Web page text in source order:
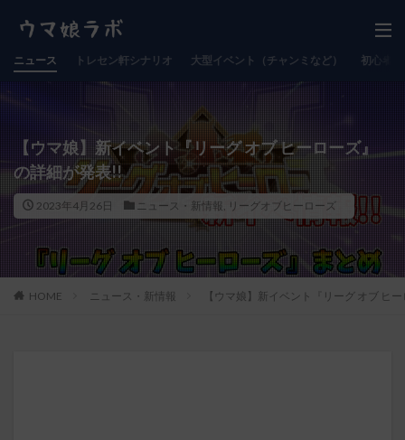
ニュース トレセン軒シナリオ 大型イベント（チャンミなど） 初心者
【ウマ娘】新イベント『リーグ オブ ヒーローズ』
の詳細が発表!!
2023年4月26日 ニュース・新情報 , リーグオブヒーローズ
HOME ニュース・新情報 【ウマ娘】新イベント『リーグ オブ ヒ